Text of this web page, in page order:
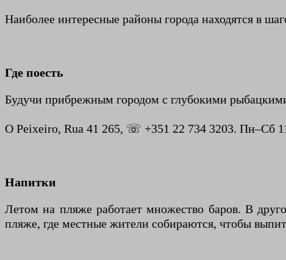
Наиболее интересные районы города находятся в
Где поесть
Будучи прибрежным городом с глубокими
O Peixeiro, Rua 41 265, ☏ +351 22 734 3203. Пн–Сб
Напитки
Летом на пляже работает множество баров. В
пляже, где местные жители собираются, чтобы